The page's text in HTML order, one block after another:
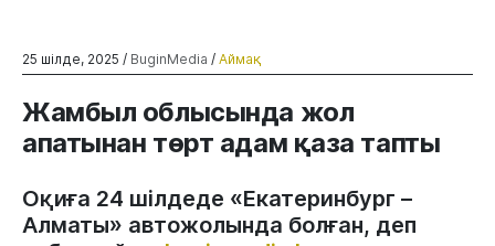
25 шілде, 2025 / BuginMedia / Аймақ
Жамбыл облысында жол
апатынан төрт адам қаза тапты
Оқиға 24 шілдеде «Екатеринбург –
Алматы» автожолында болған, деп